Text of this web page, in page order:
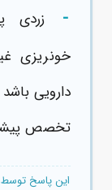
-
زردی
خونریزی
دارویی باشد
تخصص
این پاسخ